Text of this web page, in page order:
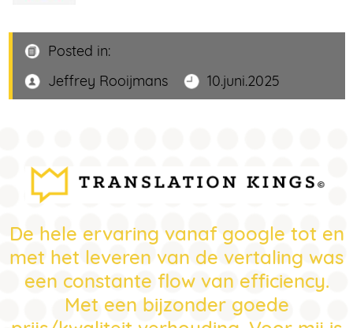
Posted in:
Jeffrey Rooijmans
10.juni.2025
De hele ervaring vanaf google tot en
met het leveren van de vertaling was
een constante flow van efficiency.
Met een bijzonder goede